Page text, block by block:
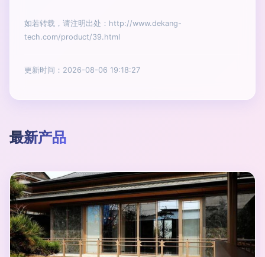
如若转载，请注明出处：http://www.dekang-
tech.com/product/39.html
更新时间：2026-08-06 19:18:27
最新产品